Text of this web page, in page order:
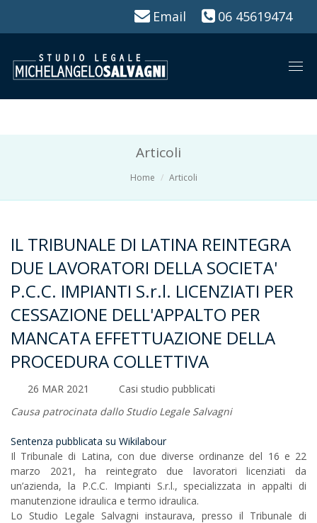
Email 06 45619474
Articoli
Home Articoli
IL TRIBUNALE DI LATINA REINTEGRA
DUE LAVORATORI DELLA SOCIETA'
P.C.C. IMPIANTI S.r.l. LICENZIATI PER
CESSAZIONE DELL'APPALTO PER
MANCATA EFFETTUAZIONE DELLA
PROCEDURA COLLETTIVA
26 MAR 2021
Casi studio pubblicati
Causa patrocinata dallo Studio Legale Salvagni
Sentenza pubblicata su Wikilabour
Il Tribunale di Latina, con due diverse ordinanze del 16 e 22
marzo 2021, ha reintegrato due lavoratori licenziati da
un’azienda, la P.C.C. Impianti S.r.l., specializzata in appalti di
manutenzione idraulica e termo idraulica.
Lo Studio Legale Salvagni instaurava, presso il Tribunale di